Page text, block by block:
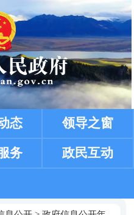
态 领导之窗
务 政民互动